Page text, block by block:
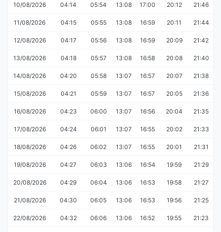
10/08/2026 04:14 05:54 13:08 17:00 20:12 21:46
11/08/2026 04:15 05:55 13:08 16:59 20:11 21:44
12/08/2026 04:17 05:56 13:08 16:59 20:09 21:42
13/08/2026 04:18 05:57 13:08 16:58 20:08 21:40
14/08/2026 04:20 05:58 13:07 16:57 20:07 21:38
15/08/2026 04:21 05:59 13:07 16:57 20:05 21:36
16/08/2026 04:23 06:00 13:07 16:56 20:04 21:35
17/08/2026 04:24 06:01 13:07 16:55 20:02 21:33
18/08/2026 04:26 06:02 13:07 16:55 20:01 21:31
19/08/2026 04:27 06:03 13:06 16:54 19:59 21:29
20/08/2026 04:29 06:04 13:06 16:53 19:58 21:27
21/08/2026 04:30 06:05 13:06 16:53 19:56 21:25
22/08/2026 04:32 06:06 13:06 16:52 19:55 21:23